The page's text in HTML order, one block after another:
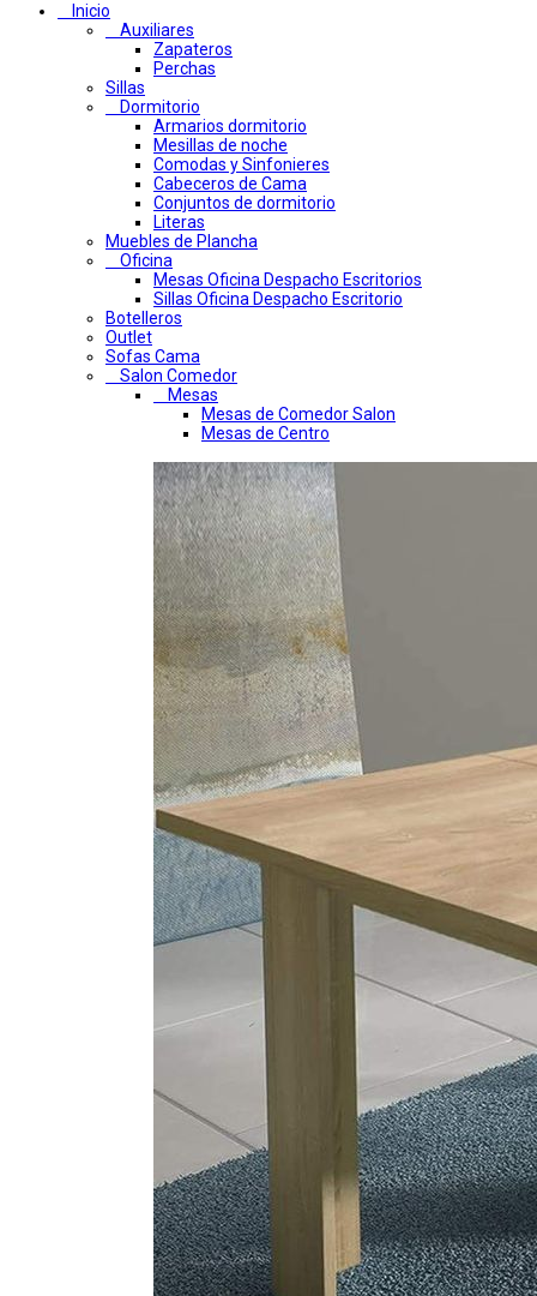
Inicio
Auxiliares
Zapateros
Perchas
Sillas
Dormitorio
Armarios dormitorio
Mesillas de noche
Comodas y Sinfonieres
Cabeceros de Cama
Conjuntos de dormitorio
Literas
Muebles de Plancha
Oficina
Mesas Oficina Despacho Escritorios
Sillas Oficina Despacho Escritorio
Botelleros
Outlet
Sofas Cama
Salon Comedor
Mesas
Mesas de Comedor Salon
Mesas de Centro